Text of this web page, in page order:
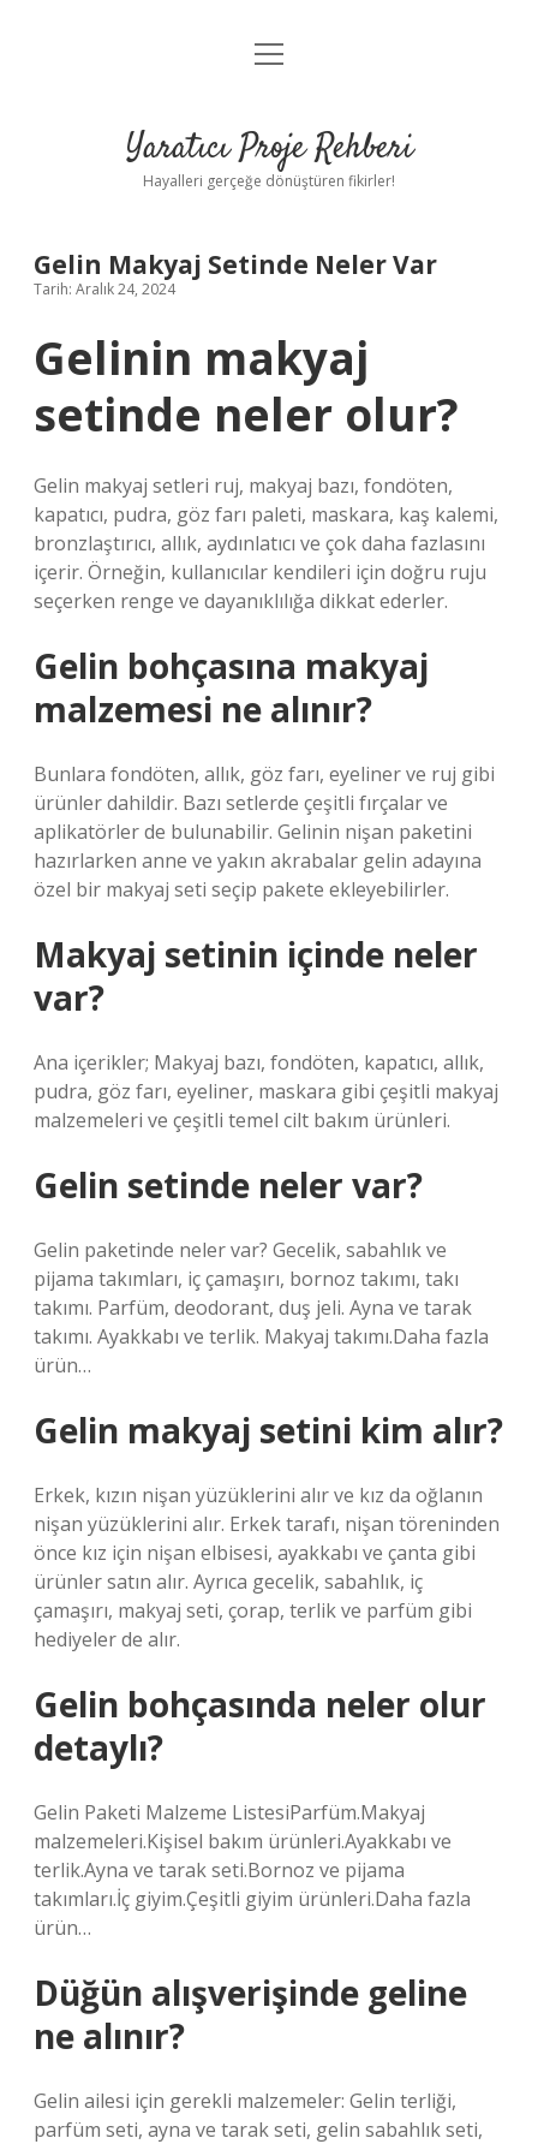
Anasayfa
Yasal Uyarı
menüyü
Yaratıcı Proje Rehberi
Hayalleri gerçeğe dönüştüren fikirler!
Gelin Makyaj Setinde Neler Var
Tarih: Aralık 24, 2024
Gelinin makyaj
setinde neler olur?
Gelin makyaj setleri ruj, makyaj bazı, fondöten,
kapatıcı, pudra, göz farı paleti, maskara, kaş kalemi,
bronzlaştırıcı, allık, aydınlatıcı ve çok daha fazlasını
içerir. Örneğin, kullanıcılar kendileri için doğru ruju
seçerken renge ve dayanıklılığa dikkat ederler.
Gelin bohçasına makyaj
malzemesi ne alınır?
Bunlara fondöten, allık, göz farı, eyeliner ve ruj gibi
ürünler dahildir. Bazı setlerde çeşitli fırçalar ve
aplikatörler de bulunabilir. Gelinin nişan paketini
hazırlarken anne ve yakın akrabalar gelin adayına
özel bir makyaj seti seçip pakete ekleyebilirler.
Makyaj setinin içinde neler
var?
Ana içerikler; Makyaj bazı, fondöten, kapatıcı, allık,
pudra, göz farı, eyeliner, maskara gibi çeşitli makyaj
malzemeleri ve çeşitli temel cilt bakım ürünleri.
Gelin setinde neler var?
Gelin paketinde neler var? Gecelik, sabahlık ve
pijama takımları, iç çamaşırı, bornoz takımı, takı
takımı. Parfüm, deodorant, duş jeli. Ayna ve tarak
takımı. Ayakkabı ve terlik. Makyaj takımı.Daha fazla
ürün…
Gelin makyaj setini kim alır?
Erkek, kızın nişan yüzüklerini alır ve kız da oğlanın
nişan yüzüklerini alır. Erkek tarafı, nişan töreninden
önce kız için nişan elbisesi, ayakkabı ve çanta gibi
ürünler satın alır. Ayrıca gecelik, sabahlık, iç
çamaşırı, makyaj seti, çorap, terlik ve parfüm gibi
hediyeler de alır.
Gelin bohçasında neler olur
detaylı?
Gelin Paketi Malzeme ListesiParfüm.Makyaj
malzemeleri.Kişisel bakım ürünleri.Ayakkabı ve
terlik.Ayna ve tarak seti.Bornoz ve pijama
takımları.İç giyim.Çeşitli giyim ürünleri.Daha fazla
ürün…
Düğün alışverişinde geline
ne alınır?
Gelin ailesi için gerekli malzemeler: Gelin terliği,
parfüm seti, ayna ve tarak seti, gelin sabahlık seti,